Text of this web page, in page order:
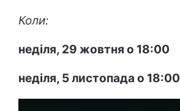
Коли:
неділя, 29 жовтня о 18:00
неділя, 5 листопада о 18:00